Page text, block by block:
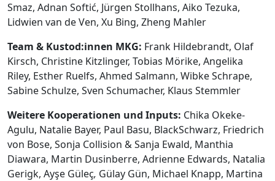
Smaz, Adnan Softić, Jürgen Stollhans, Aiko Tezuka,
Lidwien van de Ven, Xu Bing, Zheng Mahler
Team & Kustod:innen MKG: Frank Hildebrandt, Olaf
Kirsch, Christine Kitzlinger, Tobias Mörike, Angelika
Riley, Esther Ruelfs, Ahmed Salmann, Wibke Schrape,
Sabine Schulze, Sven Schumacher, Klaus Stemmler
Weitere Kooperationen und Inputs: Chika Okeke-
Agulu, Natalie Bayer, Paul Basu, BlackSchwarz, Friedrich
von Bose, Sonja Collision & Sanja Ewald, Manthia
Diawara, Martin Dusinberre, Adrienne Edwards, Natalia
Gerigk, Ayşe Güleç, Gülay Gün, Michael Knapp, Martina